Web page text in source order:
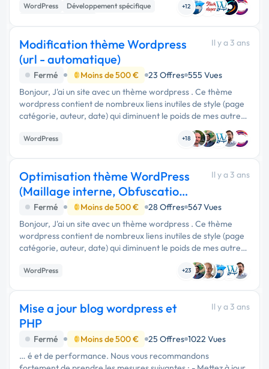
résumé …
WordPress
Développement spécifique
+12
Modification thème Wordpress
(url - automatique)
Il y a 3 ans
Fermé Moins de 500 € 23 Offres 555 Vues
Bonjour, J'ai un site avec un thème wordpress . Ce thème
wordpress contient de nombreux liens inutiles de style (page
catégorie, auteur, date) qui diminuent le poids de mes autres
pages. Je recherche quelqu'un pour me supprimer ces …
WordPress +18
Optimisation thème WordPress
(Maillage interne, Obfuscation
lien, Hn)
Il y a 3 ans
Fermé Moins de 500 € 28 Offres 567 Vues
Bonjour, J'ai un site avec un thème wordpress . Ce thème
wordpress contient de nombreux liens inutiles de style (page
catégorie, auteur, date) qui diminuent le poids de mes autres
pages. Je recherche quelqu'un pour me supprimer ces …
WordPress +23
Mise a jour blog wordpress et
PHP
Il y a 3 ans
Fermé Moins de 500 € 25 Offres 1022 Vues
… é et de performance. Nous vous recommandons